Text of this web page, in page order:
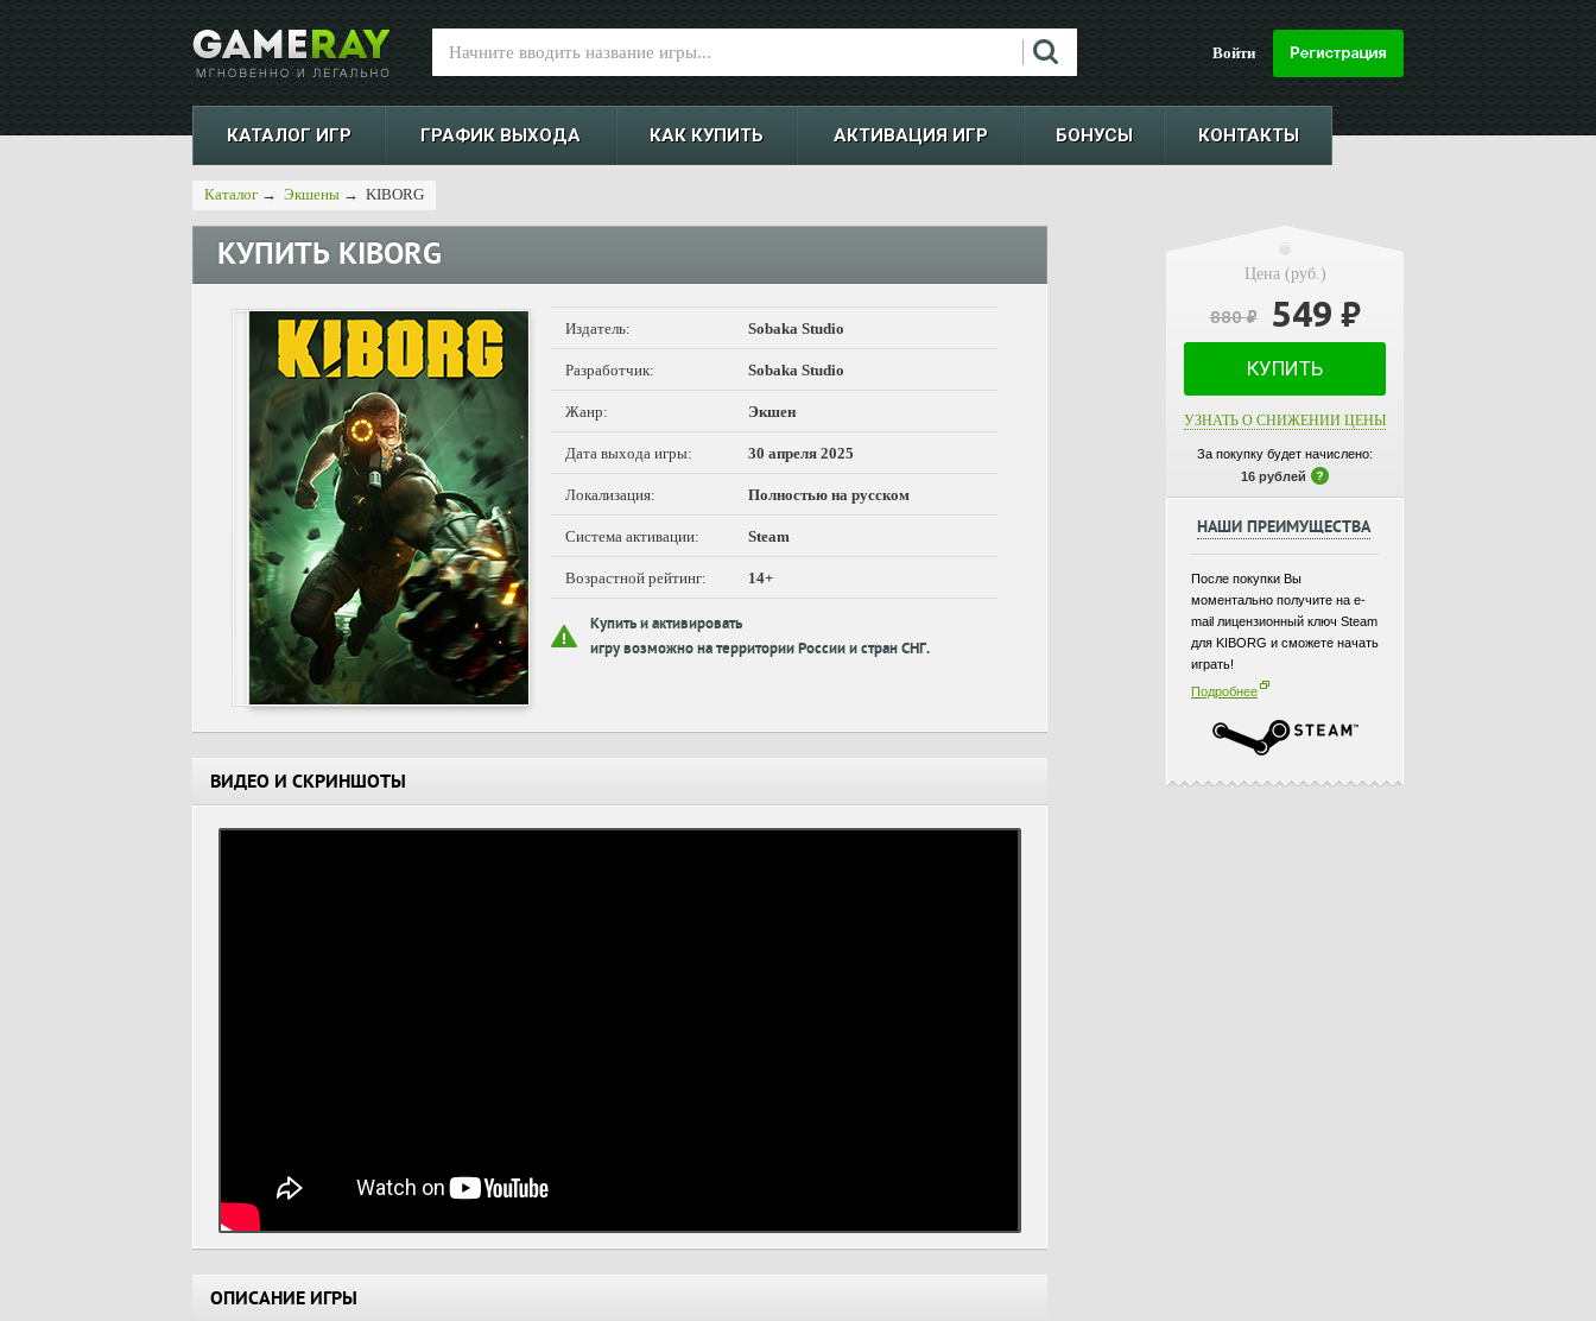
Войти
КАТАЛОГ ИГР ГРАФИК ВЫХОДА КАК КУПИТЬ АКТИВАЦИЯ ИГР БОНУСЫ КОНТАКТЫ
Каталог → Экшены → KIBORG
КУПИТЬ KIBORG
Издатель: Sobaka Studio
Разработчик: Sobaka Studio
Жанр: Экшен
Дата выхода игры: 30 апреля 2025
Локализация: Полностью на русском
Система активации: Steam
Возрастной рейтинг: 14+
Купить и активировать
игру возможно на территории России и стран СНГ.
ВИДЕО И СКРИНШОТЫ
ОПИСАНИЕ ИГРЫ
Цена (руб.)
880₽ 549 ₽
КУПИТЬ
УЗНАТЬ О СНИЖЕНИИ ЦЕНЫ
За покупку будет начислено:
16 рублей
НАШИ ПРЕИМУЩЕСТВА
После покупки Вы
моментально получите на e-
mail лицензионный ключ Steam
для KIBORG и сможете начать
играть!
Подробнее